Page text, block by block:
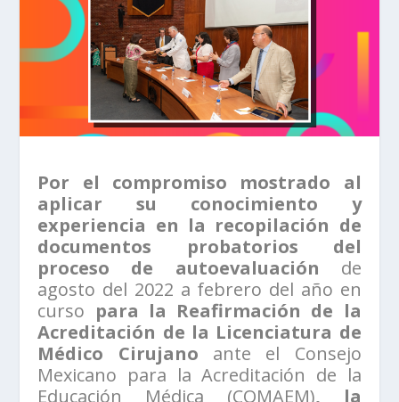
Por el compromiso mostrado al
aplicar su conocimiento y
experiencia en la recopilación de
documentos probatorios del
proceso de autoevaluación de
agosto del 2022 a febrero del año en
curso para la Reafirmación de la
Acreditación de la Licenciatura de
Médico Cirujano ante el Consejo
Mexicano para la Acreditación de la
Educación Médica (COMAEM), la